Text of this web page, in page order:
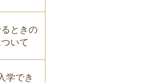
ときの
いて
学でき